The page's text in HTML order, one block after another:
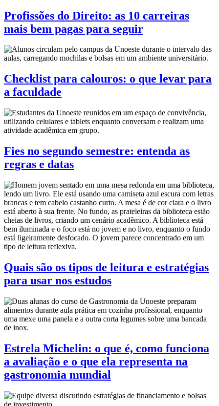
Profissões do Direito: as 10 carreiras
mais bem pagas para seguir
Checklist para calouros: o que levar para
a faculdade
Fies no segundo semestre: entenda as
regras e datas
Quais são os tipos de leitura e estratégias
para usar nos estudos
Estrela Michelin: o que é, como funciona
a avaliação e o que ela representa na
gastronomia mundial